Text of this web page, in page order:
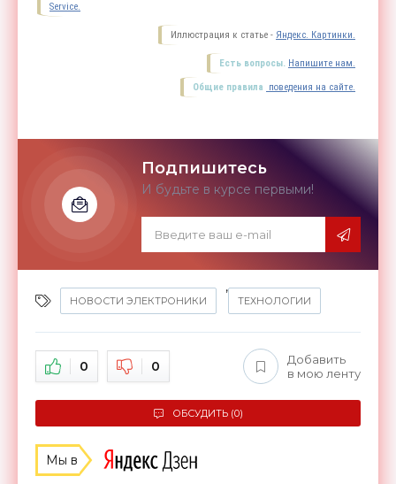
Service.
Иллюстрация к статье - Яндекс. Картинки.
Есть вопросы. Напишите нам.
Общие правила поведения на сайте.
Подпишитесь
И будьте в курсе первыми!
НОВОСТИ ЭЛЕКТРОНИКИ
,
ТЕХНОЛОГИИ
0 0
Добавить
в мою ленту
ОБСУДИТЬ (0)
Мы в